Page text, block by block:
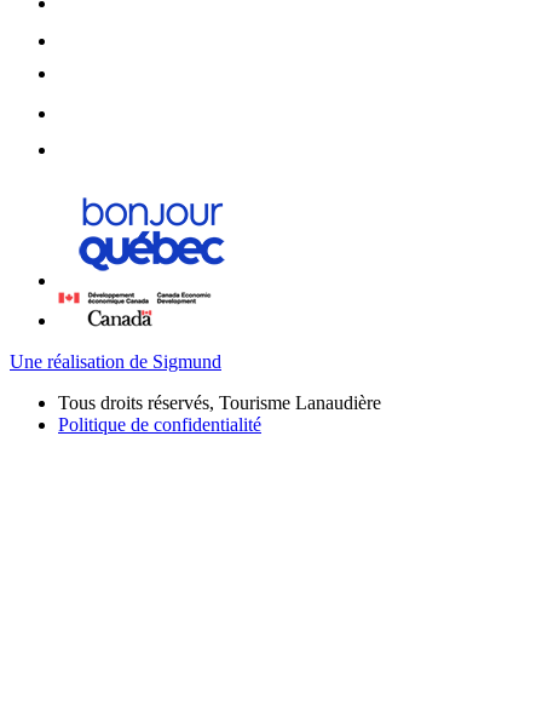
Une réalisation de Sigmund
Tous droits réservés, Tourisme Lanaudière
Politique de confidentialité